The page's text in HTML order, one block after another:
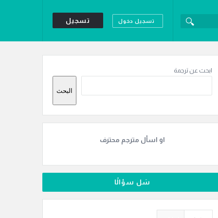
تسجيل دخول تسجيل
الجانبية
ابحث عن ترجمة
البحث
او اسأل مترجم محترف
سَل سؤالًا